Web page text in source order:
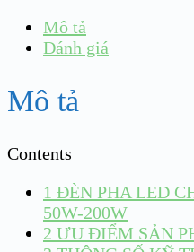
Mô tả
Đánh giá
Mô tả
Contents
1 ĐÈN PHA LED
50W-200W
2 ƯU ĐIỂM SẢN